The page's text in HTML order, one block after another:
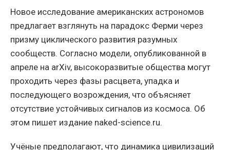
Новое исследование американских астрономов
предлагает взглянуть на парадокс Ферми через
призму циклического развития разумных
сообществ. Согласно модели, опубликованной в
апреле на arXiv, высокоразвитые общества могут
проходить через фазы расцвета, упадка и
последующего возрождения, что объясняет
отсутствие устойчивых сигналов из космоса. Об
этом пишет издание naked-science.ru.
Учёные предполагают, что динамика цивилизаций